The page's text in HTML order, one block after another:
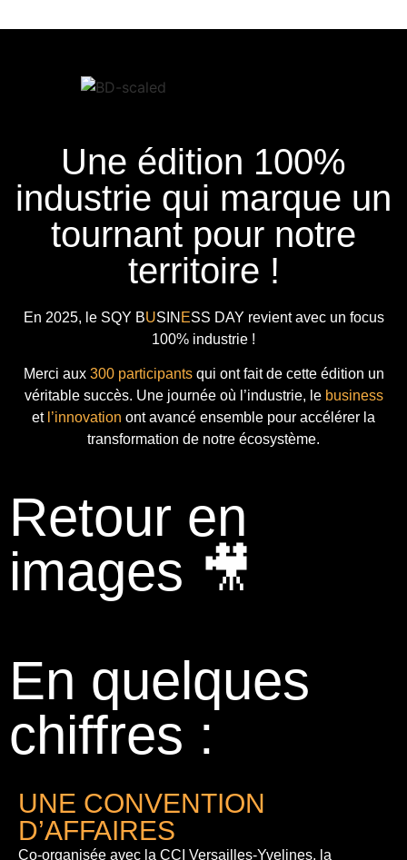
Une édition 100%
industrie qui marque un
tournant pour notre
territoire !
En 2025, le SQY BUSIN ESS DAY revient avec un focus
100% industrie !
Merci aux 300 participantsqui ont fait de cette édition un
véritable succès. Une journée où l’industrie, le business
et l’innovation ont avancé ensemble pour accélérer la
transformation de notre écosystème.
Retour en
images 🎥
En quelques
chiffres :
UNE CONVENTION
D’AFFAIRES
Co-organisée avec la CCI Versailles-Yvelines, la